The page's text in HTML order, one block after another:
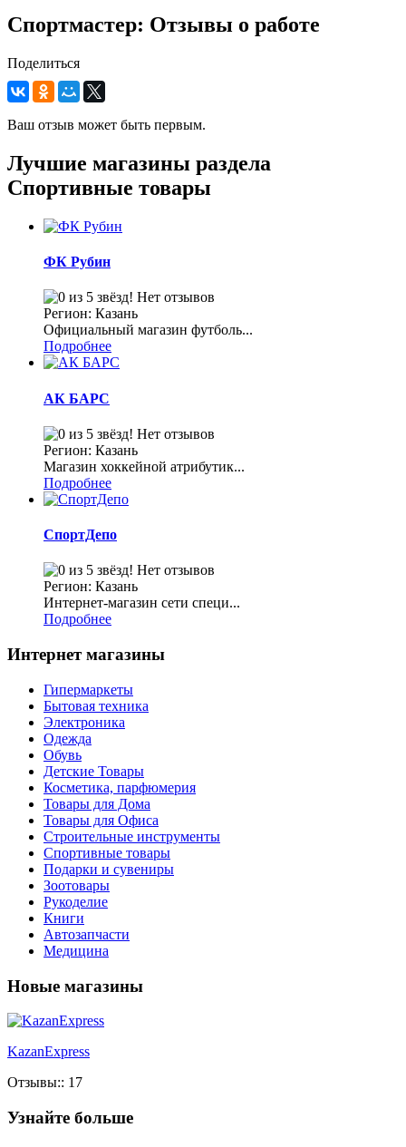
Спортмастер: Отзывы о работе
Поделиться
Ваш отзыв может быть первым.
Лучшие магазины раздела
Спортивные товары
ФК Рубин
Нет отзывов
Регион: Казань
Официальный магазин футболь...
Подробнее
АК БАРС
Нет отзывов
Регион: Казань
Магазин хоккейной атрибутик...
Подробнее
СпортДепо
Нет отзывов
Регион: Казань
Интернет-магазин сети специ...
Подробнее
Интернет магазины
Гипермаркеты
Бытовая техника
Электроника
Одежда
Обувь
Детские Товары
Косметика, парфюмерия
Товары для Дома
Товары для Офиса
Строительные инструменты
Спортивные товары
Подарки и сувениры
Зоотовары
Рукоделие
Книги
Автозапчасти
Медицина
Новые магазины
KazanExpress
Отзывы:: 17
Узнайте больше